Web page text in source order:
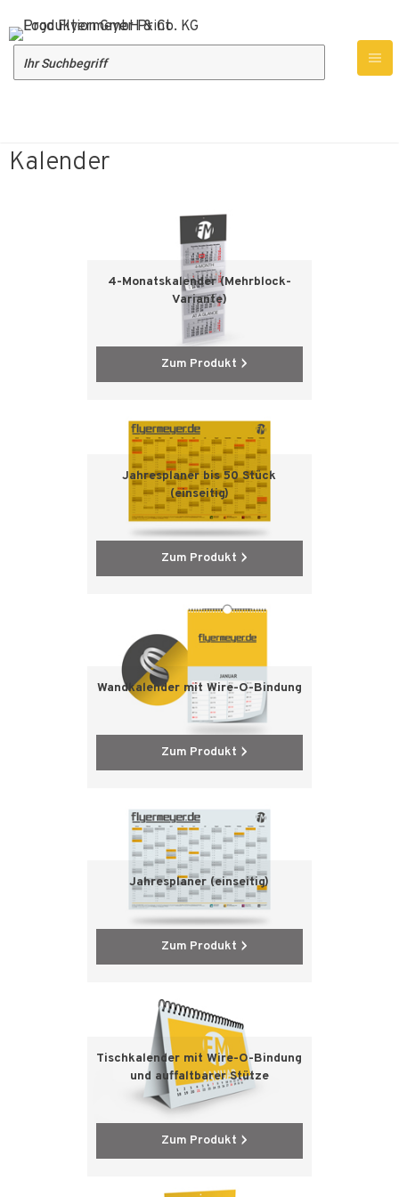
Kalender
4-Monatskalender (Mehrblock-
Variante)
Zum Produkt
Jahresplaner bis 50 Stück
(einseitig)
Zum Produkt
Wandkalender mit Wire-O-Bindung
Zum Produkt
Jahresplaner (einseitig)
Zum Produkt
Tischkalender mit Wire-O-Bindung
und auffaltbarer Stütze
Zum Produkt